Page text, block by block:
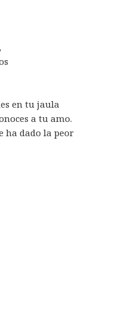
en tu jaula
a tu amo.
ha dado la peor